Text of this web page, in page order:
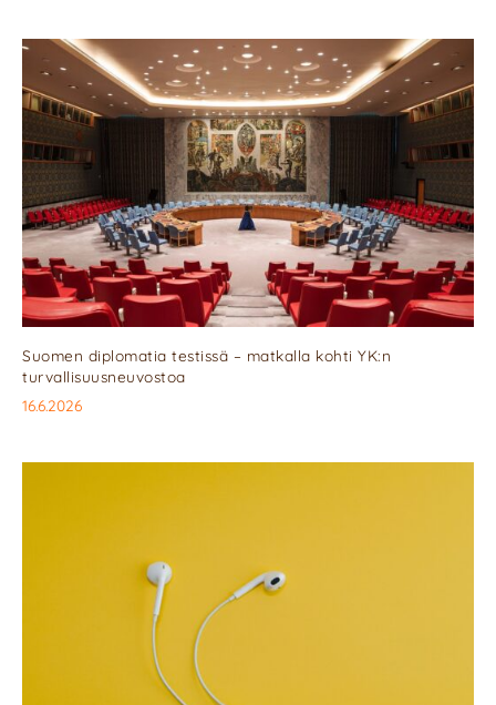
Suomen diplomatia testissä – matkalla kohti YK:n
turvallisuusneuvostoa
16.6.2026